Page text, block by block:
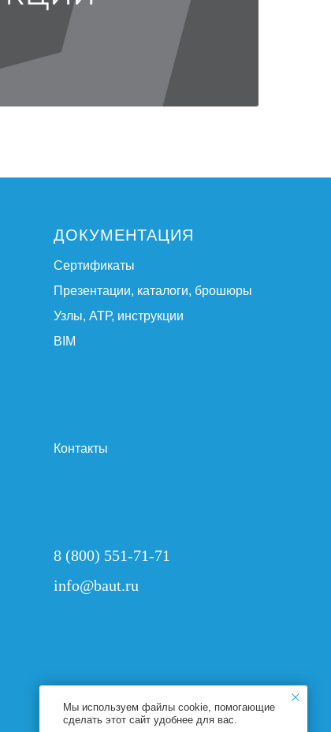
Мы используем файлы cookie, помогающие
сделать этот сайт удобнее для вас.
ДОКУМЕНТАЦИЯ
Сертификаты
Презентации, каталоги, брошюры
Узлы, АТР, инструкции
BIM
Контакты
8 (800) 551-71-71
info@baut.ru